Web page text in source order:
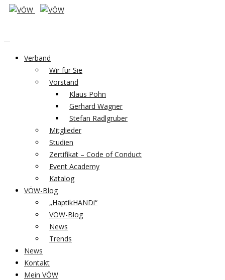
Verband
Wir für Sie
Vorstand
Klaus Pohn
Gerhard Wagner
Stefan Radlgruber
Mitglieder
Studien
Zertifikat – Code of Conduct
Event Academy
Katalog
VÖW-Blog
„HaptikHANDi“
VÖW-Blog
News
Trends
News
Kontakt
Mein VÖW